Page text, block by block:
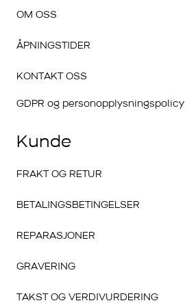
OM OSS
ÅPNINGSTIDER
KONTAKT OSS
GDPR og personopplysningspolicy
Kunde
FRAKT OG RETUR
BETALINGSBETINGELSER
REPARASJONER
GRAVERING
TAKST OG VERDIVURDERING